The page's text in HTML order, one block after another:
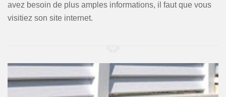
avez besoin de plus amples informations, il faut que vous
visitiez son site internet.